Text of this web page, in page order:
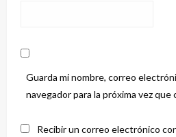
Guarda mi nombre, correo
navegador para la próxima vez que
Recibir un correo electrónico